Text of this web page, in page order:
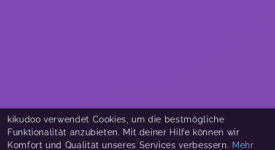
kikudoo verwendet Cookies, um die bestmögliche
Funktionalität anzubieten. Mit deiner Hilfe können wir
Komfort und Qualität unseres Services verbessern. Mehr